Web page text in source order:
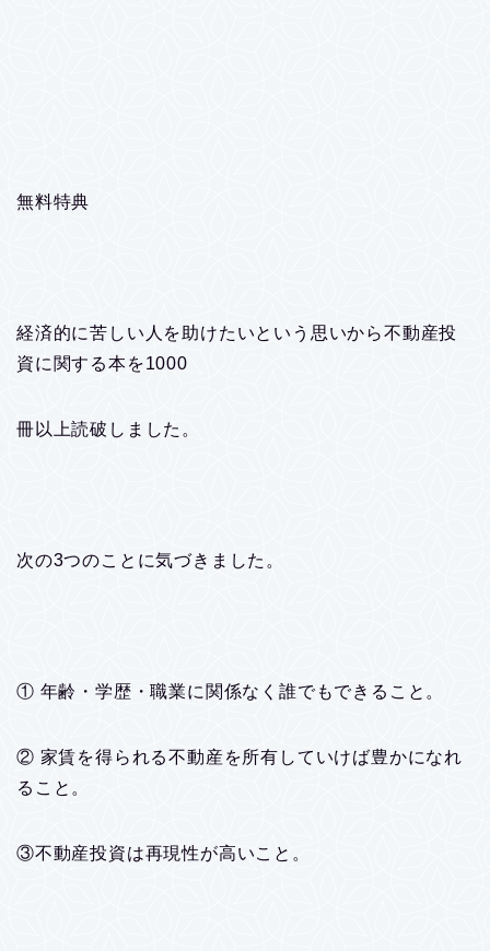
無料特典
経済的に苦しい人を助けたいという思いから不動産投
資に関する本を1000
冊以上読破しました。
次の3つのことに気づきました。
① 年齢・学歴・職業に関係なく誰でもできること。
② 家賃を得られる不動産を所有していけば豊かになれ
ること。
③不動産投資は再現性が高いこと。